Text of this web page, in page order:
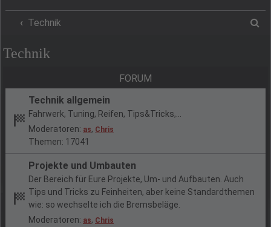
Technik
Technik
FORUM
Technik allgemein
Fahrwerk, Tuning, Reifen, Tips&Tricks,...
Moderatoren: as, Chris
Themen: 17041
Projekte und Umbauten
Der Bereich für Eure Projekte, Um- und Aufbauten. Auch
Tips und Tricks zu Feinheiten, aber keine Standardthemen
wie: so wechselte ich die Bremsbeläge.
Moderatoren: as, Chris